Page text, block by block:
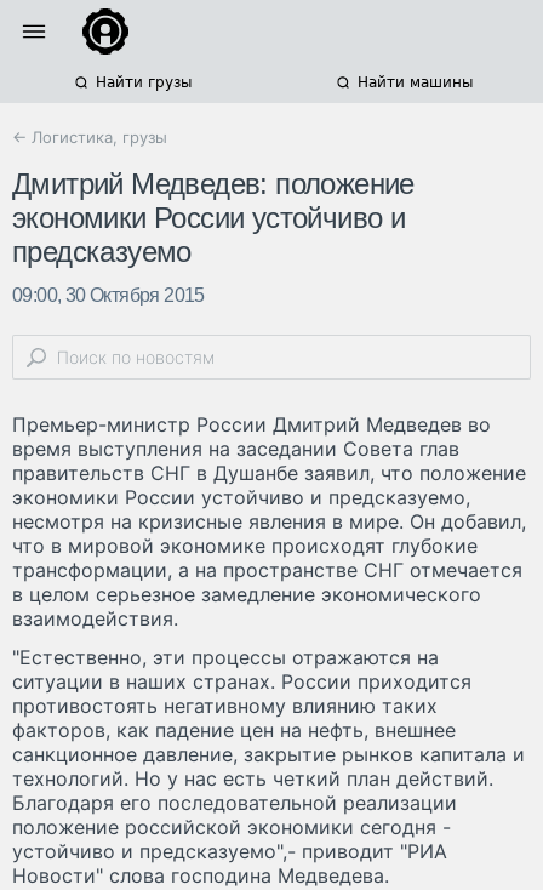
Найти грузы Найти машины
← Логистика, грузы
Дмитрий Медведев: положение
экономики России устойчиво и
предсказуемо
09:00, 30 Октября 2015
Премьер-министр России Дмитрий Медведев во
время выступления на заседании Совета глав
правительств СНГ в Душанбе заявил, что положение
экономики России устойчиво и предсказуемо,
несмотря на кризисные явления в мире. Он добавил,
что в мировой экономике происходят глубокие
трансформации, а на пространстве СНГ отмечается
в целом серьезное замедление экономического
взаимодействия.
"Естественно, эти процессы отражаются на
ситуации в наших странах. России приходится
противостоять негативному влиянию таких
факторов, как падение цен на нефть, внешнее
санкционное давление, закрытие рынков капитала и
технологий. Но у нас есть четкий план действий.
Благодаря его последовательной реализации
положение российской экономики сегодня -
устойчиво и предсказуемо",- приводит "РИА
Новости" слова господина Медведева.